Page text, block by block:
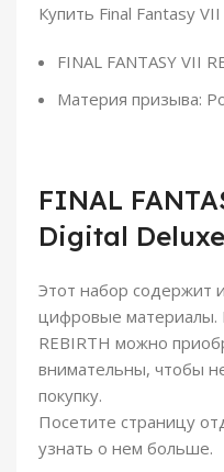
Купить Final Fantasy
FINAL FANTASY VII
Материя призыва:
FINAL
Digital
Этот набор содержит
цифровые материалы.
REBIRTH можно
внимательны, чтобы
покупку.
Посетите страницу
узнать о нем больше.